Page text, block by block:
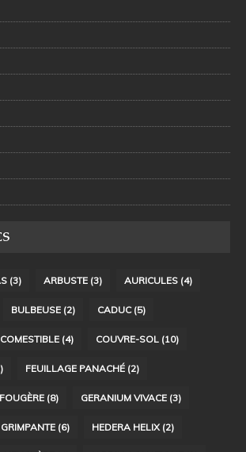
(3) ARBUSTE (3) AURICULES (4)
BULBEUSE (2) CADUC(5)
COMESTIBLE (4) COUVRE-SOL (10)
FEUILLAGE PANACHÉ (2)
FOUGÈRE (8) GERANIUM VIVACE (3)
GRIMPANTE (6) HEDERA HELIX (2)